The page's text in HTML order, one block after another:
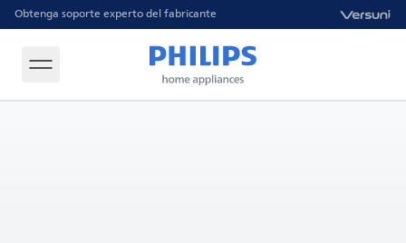
Obtenga soporte experto del fabricante